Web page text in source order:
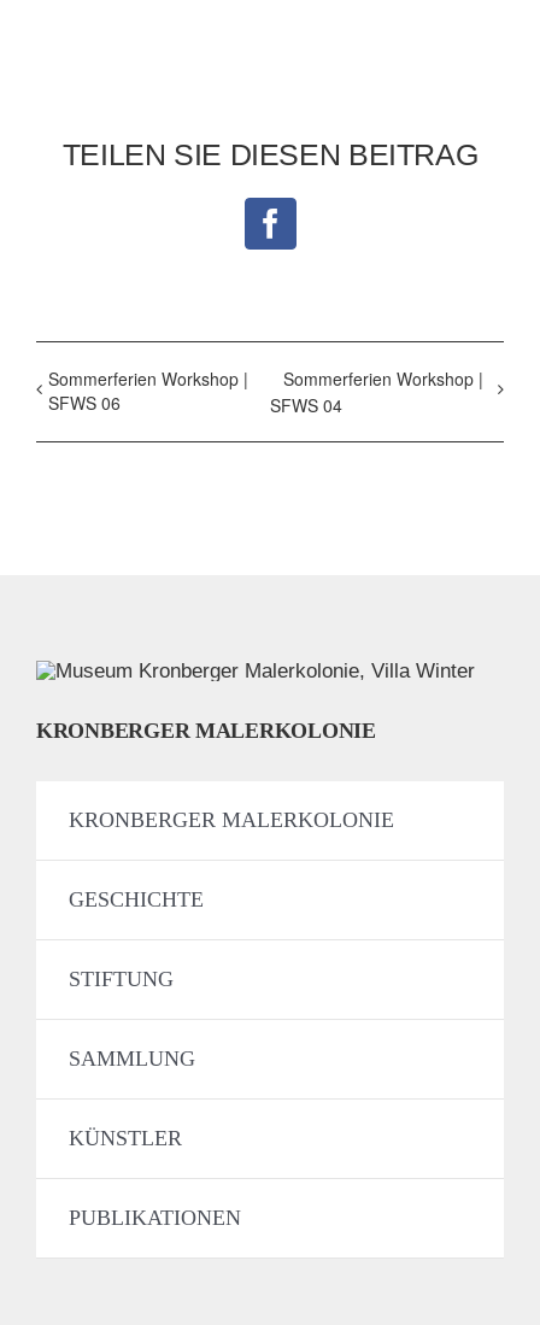
TEILEN SIE DIESEN BEITRAG
Facebook
Sommerferien Workshop |
SFWS 06
Sommerferien Workshop |
SFWS 04
KRONBERGER MALERKOLONIE
KRONBERGER MALERKOLONIE
GESCHICHTE
STIFTUNG
SAMMLUNG
KÜNSTLER
PUBLIKATIONEN